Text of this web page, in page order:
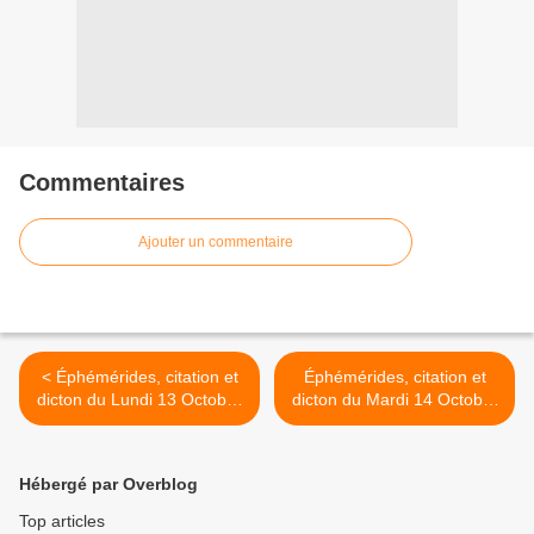
Commentaires
Ajouter un commentaire
< Éphémérides, citation et
dicton du Lundi 13 Octobre
2025
Éphémérides, citation et
dicton du Mardi 14 Octobre
2025 >
Hébergé par Overblog
Top articles